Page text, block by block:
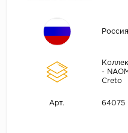
Россия
-
Creto
Арт. 64075